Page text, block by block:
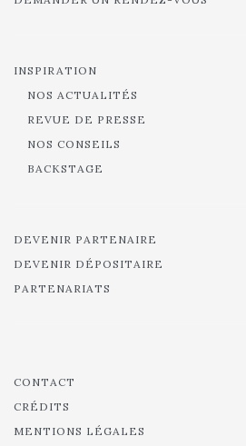
INSPIRATION
NOS ACTUALITÉS
REVUE DE PRESSE
NOS CONSEILS
BACKSTAGE
DEVENIR PARTENAIRE
DEVENIR DÉPOSITAIRE
PARTENARIATS
CONTACT
CRÉDITS
MENTIONS LÉGALES